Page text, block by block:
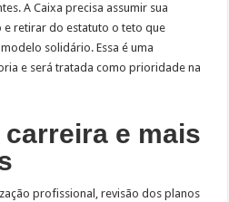
A Caixa precisa assumir sua
retirar do estatuto o teto que
solidário. Essa é uma
e será tratada como prioridade na
e mais
profissional, revisão dos planos